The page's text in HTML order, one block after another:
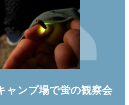
ャンプ場で蛍の観察会